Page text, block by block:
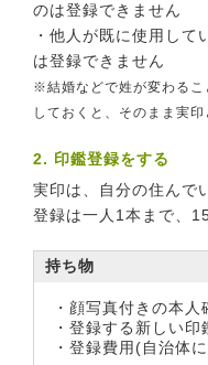
のは登録できません
・他人が既に使用し
は登録できません
※結婚などで姓が変わるこ
しておくと、そのまま実印
2. 印鑑登録をする
実印は、自分の住んで
登録は一人1本まで、
持ち物
・顔写真付きの本人
・登録する新しい印
・登録費用(自治体